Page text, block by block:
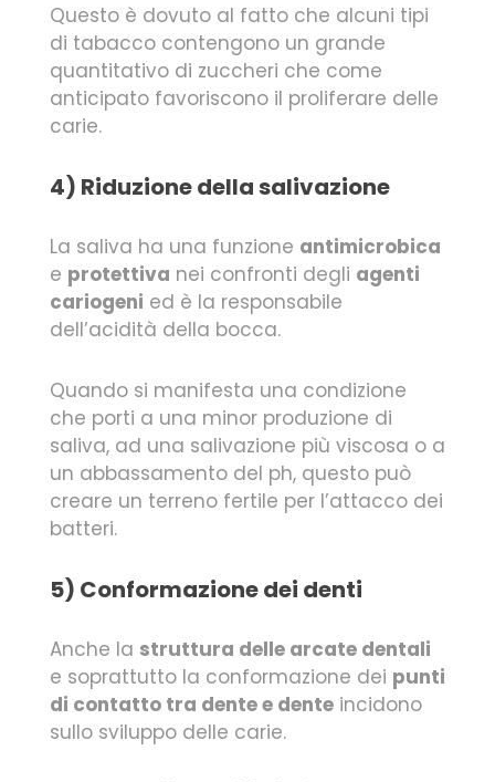
Questo è dovuto al fatto che alcuni tipi
di tabacco contengono un grande
quantitativo di zuccheri che come
anticipato favoriscono il proliferare delle
carie.
4) Riduzione della salivazione
La saliva ha una funzione antimicrobica
e protettiva nei confronti degli agenti
cariogeni ed è la responsabile
dell’acidità della bocca.
Quando si manifesta una condizione
che porti a una minor produzione di
saliva, ad una salivazione più viscosa o a
un abbassamento del ph, questo può
creare un terreno fertile per l’attacco dei
batteri.
5) Conformazione dei denti
Anche la struttura delle arcate dentali
e soprattutto la conformazione dei punti
di contatto tra dente e dente incidono
sullo sviluppo delle carie.